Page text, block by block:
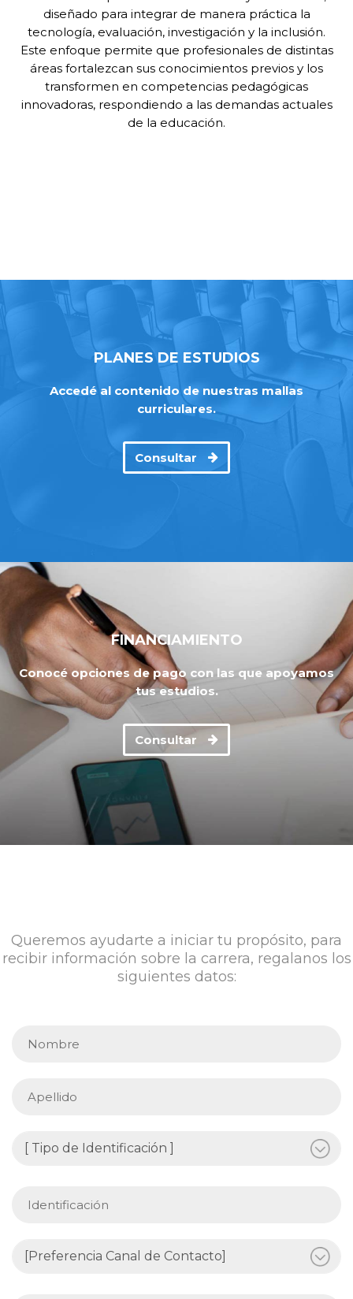
diseñado para integrar de manera práctica la
tecnología, evaluación, investigación y la inclusión.
Este enfoque permite que profesionales de distintas
áreas fortalezcan sus conocimientos previos y los
transformen en competencias pedagógicas
innovadoras, respondiendo a las demandas actuales
de la educación.
PLANES DE ESTUDIOS
Accedé al contenido de nuestras mallas
curriculares.
Consultar
FINANCIAMIENTO
Conocé opciones de pago con las que apoyamos
tus estudios.
Consultar
Queremos ayudarte a iniciar tu propósito, para
recibir información sobre la carrera, regalanos los
siguientes datos: